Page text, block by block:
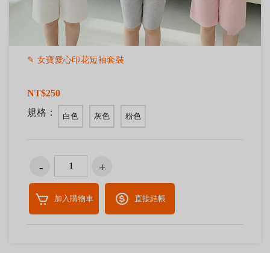
✎ 女寶愛心印花短袖套裝
NT$250
規格：
白色 灰色 粉色
加入購物車 直接結帳